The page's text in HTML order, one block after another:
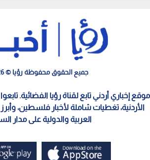
جميع الحقوق محفوظة رؤيا © 2026
موقع إخباري أردني تابع لقناة رؤيا الفضائية.
الأردنية، تغطيات شاملة لأخبار فلسطين،
العربية والدولية على مدار